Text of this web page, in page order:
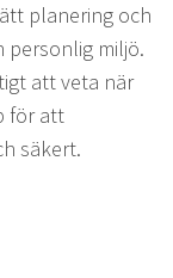
planering och
personlig miljö.
att veta när
för att
säkert.